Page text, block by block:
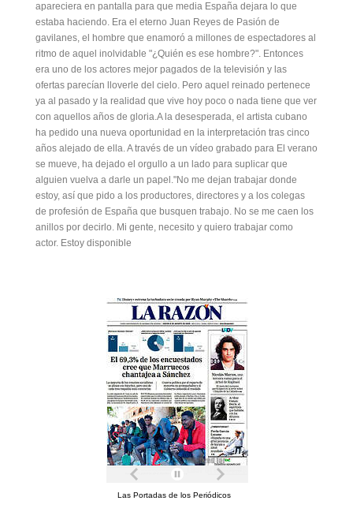
apareciera en pantalla para que media España dejara lo que
estaba haciendo. Era el eterno Juan Reyes de Pasión de
gavilanes, el hombre que enamoró a millones de espectadores al
ritmo de aquel inolvidable "¿Quién es ese hombre?". Entonces
era uno de los actores mejor pagados de la televisión y las
ofertas parecían lloverle del cielo. Pero aquel reinado pertenece
ya al pasado y la realidad que vive hoy poco o nada tiene que ver
con aquellos años de gloria.A la desesperada, el artista cubano
ha pedido una nueva oportunidad en la interpretación tras cinco
años alejado de ella. A través de un vídeo grabado para El verano
se mueve, ha dejado el orgullo a un lado para suplicar que
alguien vuelva a darle un papel."No me dejan trabajar donde
estoy, así que pido a los productores, directores y a los colegas
de profesión de España que busquen trabajo. No se me caen los
anillos por decirlo. Mi gente, necesito y quiero trabajar como
actor. Estoy disponible
Las Portadas de los Periódicos